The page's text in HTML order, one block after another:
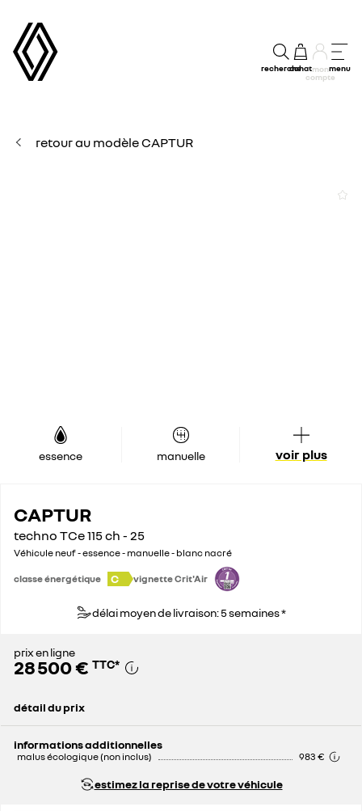
rechercheachatmon
compte
menu
retour au modèle CAPTUR
essence manuelle voir plus
CAPTUR
techno TCe 115 ch - 25
Véhicule neuf - essence - manuelle - blanc nacré
classe énergétique C vignette Crit'Air
délai moyen de livraison: 5 semaines *
prix en ligne
28 500 € TTC*
détail du prix
informations additionnelles
malus écologique (non inclus) 983 €
estimez la reprise de votre véhicule